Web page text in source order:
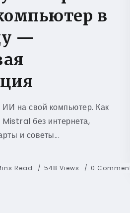
в
—
ИИ на свой компьютер. Как
Mistral без интернета,
и советы...
Read 548 Views 0